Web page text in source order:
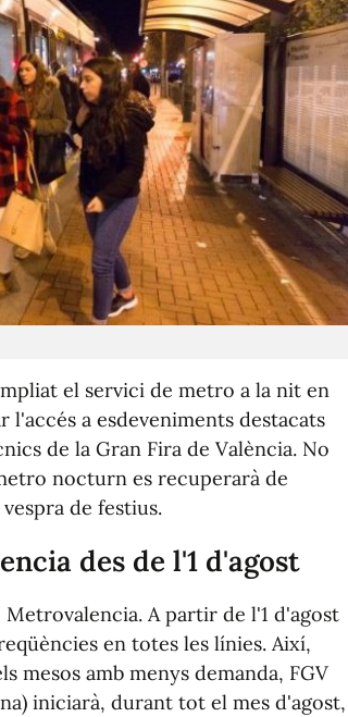
el servici de metro a la nit en
a esdeveniments destacats
de la Gran Fira de València. No
nocturn es recuperarà de
de festius.
des de l'1 d'agost
A partir de l'1 d'agost
en totes les línies. Així,
mesos amb menys demanda, FGV
iniciarà, durant tot el mes d'agost,